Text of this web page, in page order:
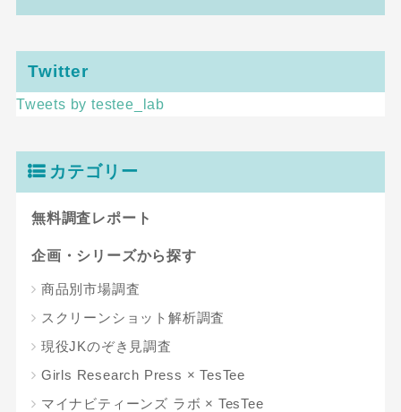
Twitter
Tweets by testee_lab
カテゴリー
無料調査レポート
企画・シリーズから探す
商品別市場調査
スクリーンショット解析調査
現役JKのぞき見調査
Girls Research Press × TesTee
マイナビティーンズ ラボ × TesTee